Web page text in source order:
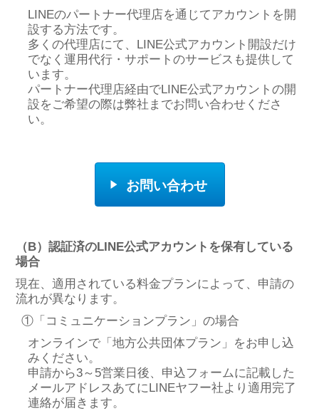
LINEのパートナー代理店を通じてアカウントを開
設する方法です。
多くの代理店にて、LINE公式アカウント開設だけ
でなく運用代行・サポートのサービスも提供して
います。
パートナー代理店経由でLINE公式アカウントの開
設をご希望の際は弊社までお問い合わせくださ
い。
お問い合わせ
（B）認証済のLINE公式アカウントを保有している
場合
現在、適用されている料金プランによって、申請の
流れが異なります。
①「コミュニケーションプラン」の場合
オンラインで「地方公共団体プラン」をお申し込
みください。
申請から3～5営業日後、申込フォームに記載した
メールアドレスあてにLINEヤフー社より適用完了
連絡が届きます。